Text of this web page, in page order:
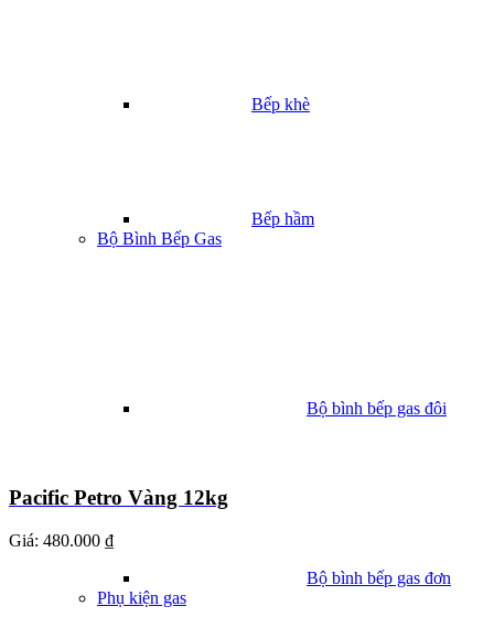
Bếp khè
Bếp hầm
Bộ Bình Bếp Gas
Bộ bình bếp gas đôi
Bộ bình bếp gas đơn
Phụ kiện gas
Pacific Petro Vàng 12kg
Giá: 480.000 ₫